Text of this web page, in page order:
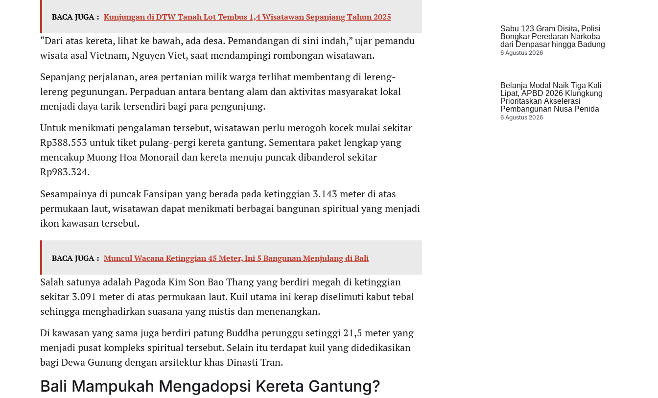
BACA JUGA : Kunjungan di DTW Tanah Lot Tembus 1,4 Wisatawan Sepanjang Tahun 2025
“Dari atas kereta, lihat ke bawah, ada desa. Pemandangan di sini indah,” ujar pemandu
wisata asal Vietnam, Nguyen Viet, saat mendampingi rombongan wisatawan.
Sepanjang perjalanan, area pertanian milik warga terlihat membentang di lereng-
lereng pegunungan. Perpaduan antara bentang alam dan aktivitas masyarakat lokal
menjadi daya tarik tersendiri bagi para pengunjung.
Untuk menikmati pengalaman tersebut, wisatawan perlu merogoh kocek mulai sekitar
Rp388.553 untuk tiket pulang-pergi kereta gantung. Sementara paket lengkap yang
mencakup Muong Hoa Monorail dan kereta menuju puncak dibanderol sekitar
Rp983.324.
Sesampainya di puncak Fansipan yang berada pada ketinggian 3.143 meter di atas
permukaan laut, wisatawan dapat menikmati berbagai bangunan spiritual yang menjadi
ikon kawasan tersebut.
BACA JUGA : Muncul Wacana Ketinggian 45 Meter, Ini 5 Bangunan Menjulang di Bali
Salah satunya adalah Pagoda Kim Son Bao Thang yang berdiri megah di ketinggian
sekitar 3.091 meter di atas permukaan laut. Kuil utama ini kerap diselimuti kabut tebal
sehingga menghadirkan suasana yang mistis dan menenangkan.
Di kawasan yang sama juga berdiri patung Buddha perunggu setinggi 21,5 meter yang
menjadi pusat kompleks spiritual tersebut. Selain itu terdapat kuil yang didedikasikan
bagi Dewa Gunung dengan arsitektur khas Dinasti Tran.
Bali Mampukah Mengadopsi Kereta Gantung?
Sabu 123 Gram Disita, Polisi
Bongkar Peredaran Narkoba
dari Denpasar hingga Badung
6 Agustus 2026
Belanja Modal Naik Tiga Kali
Lipat, APBD 2026 Klungkung
Prioritaskan Akselerasi
Pembangunan Nusa Penida
6 Agustus 2026